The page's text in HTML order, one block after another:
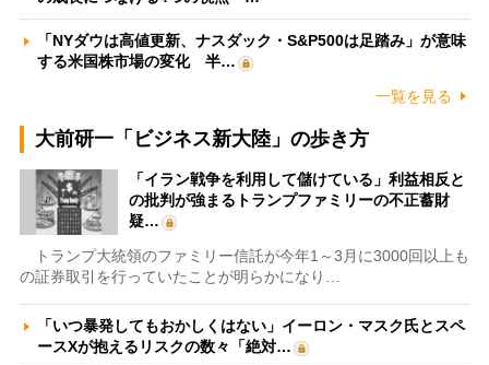
「NYダウは高値更新、ナスダック・S&P500は足踏み」が意味
する米国株市場の変化 半…
一覧を見る
大前研一「ビジネス新大陸」の歩き方
「イラン戦争を利用して儲けている」利益相反と
の批判が強まるトランプファミリーの不正蓄財
疑…
トランプ大統領のファミリー信託が今年1～3月に3000回以上も
の証券取引を行っていたことが明らかになり…
「いつ暴発してもおかしくはない」イーロン・マスク氏とスペ
ースXが抱えるリスクの数々「絶対…